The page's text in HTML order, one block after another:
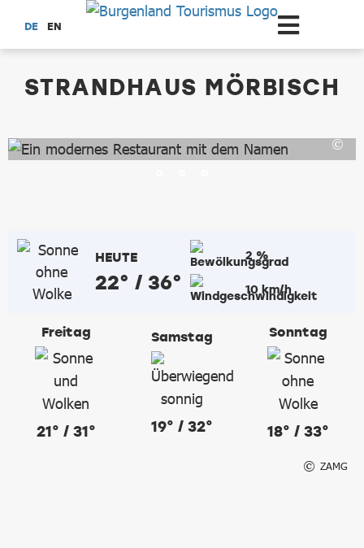
Zum Hauptinhalt springen
DE EN
STRANDHAUS MÖRBISCH
HEUTE
22° / 36°
2 %
10 km/h
Freitag
21° / 31°
Samstag
19° / 32°
Sonntag
18° / 33°
ZAMG